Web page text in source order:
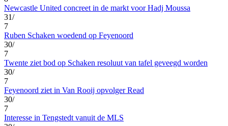
Newcastle United concreet in de markt voor Hadj Moussa
31/
7
Ruben Schaken woedend op Feyenoord
30/
7
Twente ziet bod op Schaken resoluut van tafel geveegd worden
30/
7
Feyenoord ziet in Van Rooij opvolger Read
30/
7
Interesse in Tengstedt vanuit de MLS